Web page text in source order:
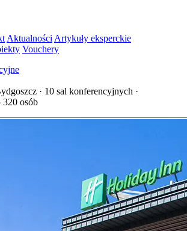
Aktualności Artykuły eksperckie
Vouchery
· 10 sal konferencyjnych ·
320 osób